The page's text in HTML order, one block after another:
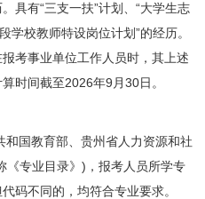
具有“三支一扶”计划、“大学生志
学校教师特设岗位计划”的经历。
考事业单位工作人员时，其上述
时间截至2026年9月30日。
国教育部、贵州省人力资源和社
《专业目录》)，报考人员所学专
码不同的，均符合专业要求。